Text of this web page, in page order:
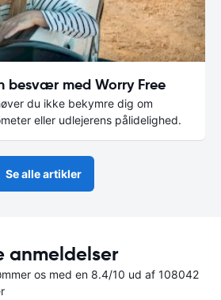
besvær med Worry Free
du ikke bekymre dig om
eller udlejerens pålidelighed.
Se alle artikler
anmeldelser
os med en 8.4/10 ud af 108042